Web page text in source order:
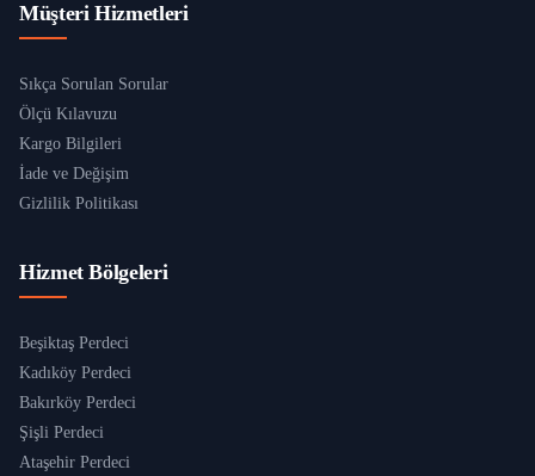
Müşteri Hizmetleri
Sıkça Sorulan Sorular
Ölçü Kılavuzu
Kargo Bilgileri
İade ve Değişim
Gizlilik Politikası
Hizmet Bölgeleri
Beşiktaş Perdeci
Kadıköy Perdeci
Bakırköy Perdeci
Şişli Perdeci
Ataşehir Perdeci